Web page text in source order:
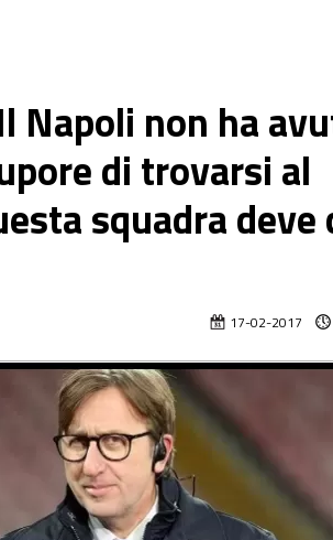
Napoli non ha
di trovarsi al
squadra deve
17-02-2017